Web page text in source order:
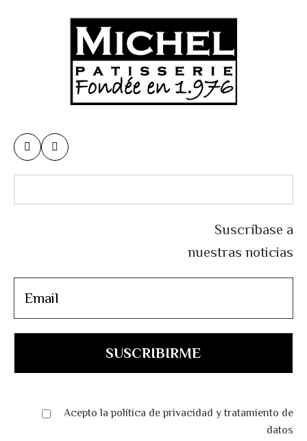
Suscríbase a
nuestras noticias
Acepto lapolítica de privacidad y tratamiento de
datos